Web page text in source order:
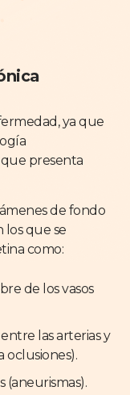
ya que
presenta
de fondo
que se
como:
de los vasos
las arterias y
oclusiones).
(aneurismas).